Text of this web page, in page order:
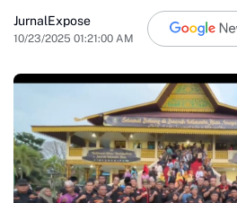
JurnalExpose
10/23/2025 01:21:00 AM